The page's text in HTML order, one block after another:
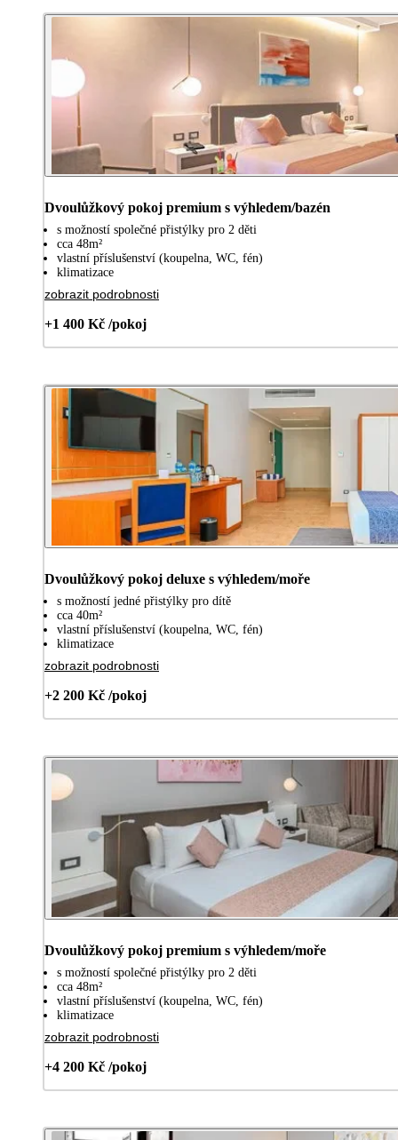
Dvoulůžkový pokoj premium s výhledem/bazén
s možností společné přistýlky pro 2 děti
cca 48m²
vlastní příslušenství (koupelna, WC, fén)
klimatizace
zobrazit podrobnosti
+1 400 Kč /pokoj
Dvoulůžkový pokoj deluxe s výhledem/moře
s možností jedné přistýlky pro dítě
cca 40m²
vlastní příslušenství (koupelna, WC, fén)
klimatizace
zobrazit podrobnosti
+2 200 Kč /pokoj
Dvoulůžkový pokoj premium s výhledem/moře
s možností společné přistýlky pro 2 děti
cca 48m²
vlastní příslušenství (koupelna, WC, fén)
klimatizace
zobrazit podrobnosti
+4 200 Kč /pokoj